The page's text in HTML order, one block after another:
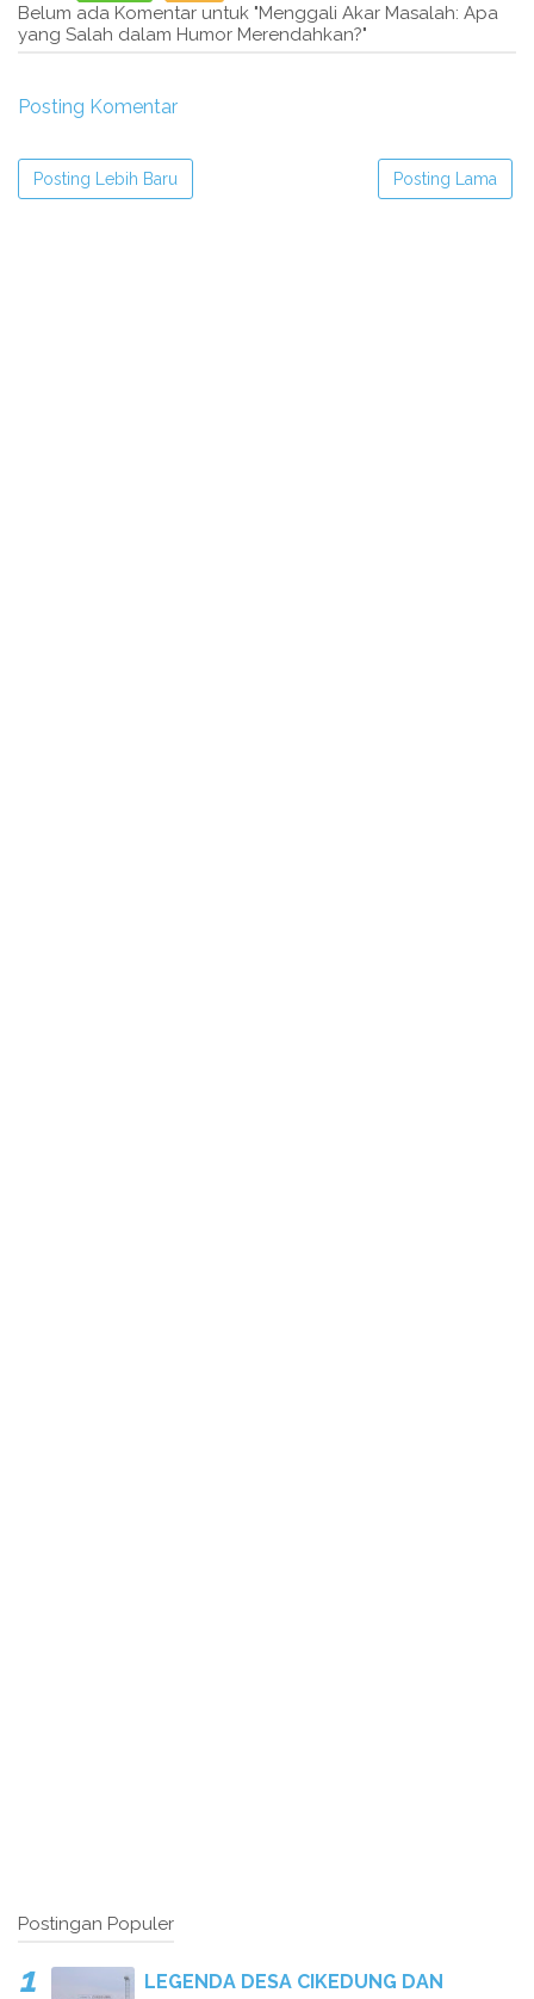
Belum ada Komentar untuk "Menggali Akar Masalah: Apa
yang Salah dalam Humor Merendahkan?"
Posting Komentar
Posting Lebih Baru Posting Lama
Postingan Populer
LEGENDA DESA CIKEDUNG DAN